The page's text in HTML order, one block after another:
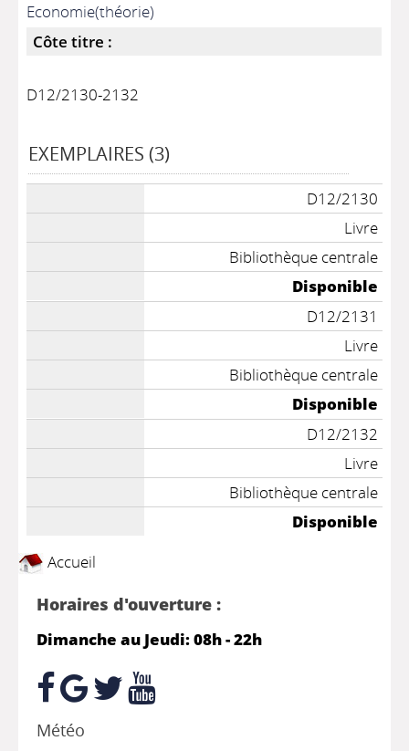
Economie(théorie)
Côte titre :
D12/2130-2132
EXEMPLAIRES (3)
D12/2130
Livre
Bibliothèque centrale
Disponible
D12/2131
Livre
Bibliothèque centrale
Disponible
D12/2132
Livre
Bibliothèque centrale
Disponible
Accueil
Horaires d'ouverture :
Dimanche au Jeudi: 08h - 22h
Météo